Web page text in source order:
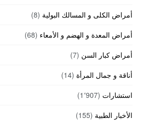
أمراض الكلى و المسالك البولية (8)
أمراض المعدة و الهضم و الأمعاء (68)
أمراض كبار السن (7)
أناقة و جمال المرأة (14)
استشارات (1٬907)
الأخبار الطبية (155)